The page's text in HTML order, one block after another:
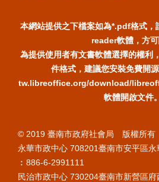
本網站提供之下檔案如為*.pdf格式
reader軟體，方
為提供使用者有文書軟體選擇的權利
件格式，建議您安裝免費開
tw.libreoffice.org/download/
軟體開啟文件。
© 2019 臺南市政府社會局 版權所有
永華市政中心 708201臺南市安平區
︰886-6-2991111
民治市政中心 730204臺南市新營區